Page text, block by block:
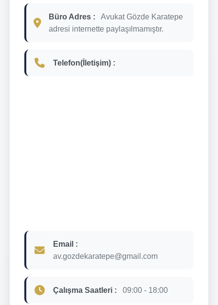
Büro Adres :
Avukat Gözde Karatepe
adresi internette paylaşılmamıştır.
Telefon(İletişim) :
Email :
av.gozdekaratepe@gmail.com
Çalışma Saatleri : 09:00 - 18:00